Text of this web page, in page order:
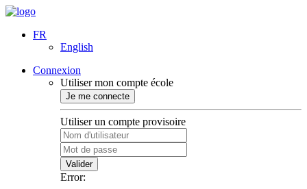
FR
English
Connexion
Utiliser mon compte école
Je me connecte
Utiliser un compte provisoire
Valider
Error: